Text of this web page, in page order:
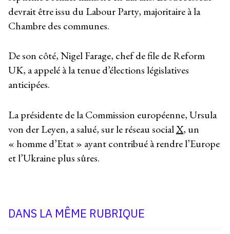
devrait être issu du Labour Party, majoritaire à la
Chambre des communes.
De son côté, Nigel Farage, chef de file de Reform
UK, a appelé à la tenue d’élections législatives
anticipées.
La présidente de la Commission européenne, Ursula
von der Leyen, a salué, sur le réseau socialX, un
« homme d’Etat » ayant contribué à rendre l’Europe
et l’Ukraine plus sûres.
DANS LA MÊME RUBRIQUE